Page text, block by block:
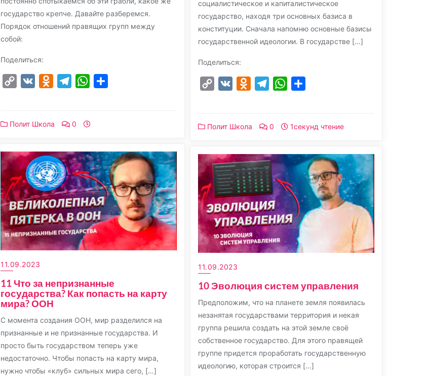
государство крепче. Давайте разберемся.
Порядок отношений правящих групп между
собой:
Поделиться:
Copy
VK Odnoklassniki
TelegramWhatsApp
Полит Школа 0
социалистическое и капиталистическое
государство, находя три основных базиса в
конституции. Сначала напомню основные базисы
государственной идеологии. В государстве […]
Поделиться:
Copy
VK Odnoklassniki
TelegramWhatsApp
Полит Школа 0 1секунд чтение
11.09.2023
11 Что за непризнанные
государства? Как попасть на карту
мира? ООН
С момента создания ООН, мир разделился на
признанные и не признанные государства. И
просто быть государством теперь уже
недостаточно. Чтобы попасть на карту мира,
нужно чтобы «клуб» сильных мира сего, […]
11.09.2023
10 Эволюция систем управления
Предположим, что на планете земля появилась
незанятая государствами территория и некая
группа решила создать на этой земле своё
собственное государство. Для этого правящей
группе придется проработать государственную
идеологию, которая строится […]